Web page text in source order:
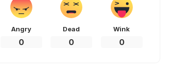
Angry
0
Dead
0
Wink
0